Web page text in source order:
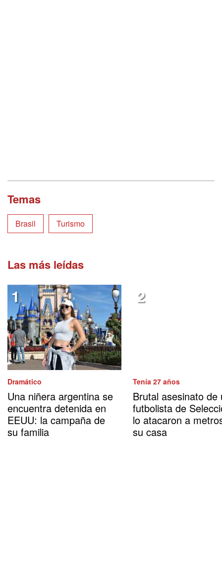
Temas
Brasil Turismo
Las más leídas
Dramático
Una niñera argentina se
encuentra detenida en
EEUU: la campaña de
su familia
Tenía 27 años
Brutal asesinato de
futbolista de
lo atacaron a
su casa